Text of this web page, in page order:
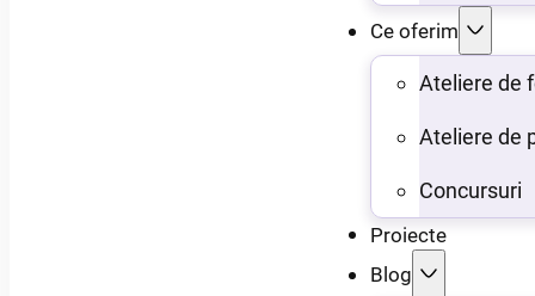
Ce oferim
Ateliere de
Ateliere de
Concursuri
Proiecte
Blog